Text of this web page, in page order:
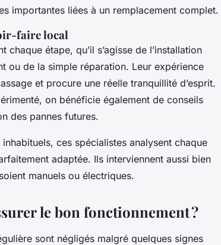
importantes liées à un remplacement complet.
faire local
étape, qu’il s’agisse de l’installation
ou de la simple réparation. Leur expérience
et procure une réelle tranquillité d’esprit.
on bénéficie également de conseils
des pannes futures.
ces spécialistes analysent chaque
adaptée. Ils interviennent aussi bien
manuels ou électriques.
le bon fonctionnement ?
sont négligés malgré quelques signes